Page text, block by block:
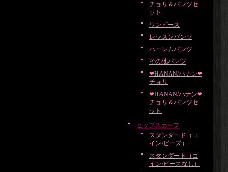
チョリ＆パンツセ
ット
ワンピース
レッスンパンツ
ハーレムパンツ
その他パンツ
❤HANAN/ハナン❤
チョリ
❤HANAN/ハナン❤
チョリ＆パンツセ
ット
ヒップスカーフ
スタンダード（コ
イン/ビーズ）
スタンダード（コ
イン/ビーズなし）